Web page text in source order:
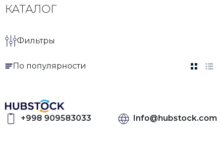
КАТАЛОГ
Фильтры
По популярности
+998 909583033 Info@hubstock.com